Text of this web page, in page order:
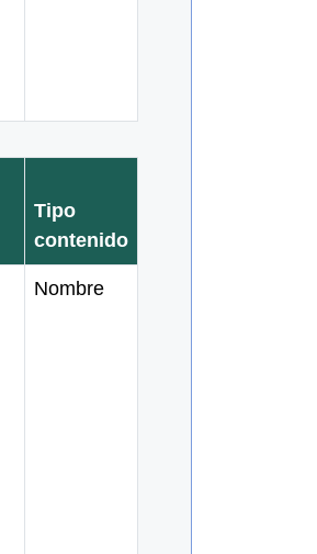
Tipo
contenido
Nombre